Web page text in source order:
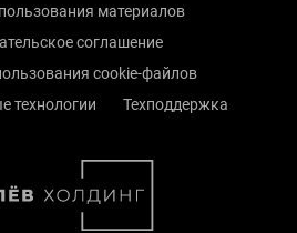
материалов
соглашение
cookie-файлов
технологии
Техподдержка